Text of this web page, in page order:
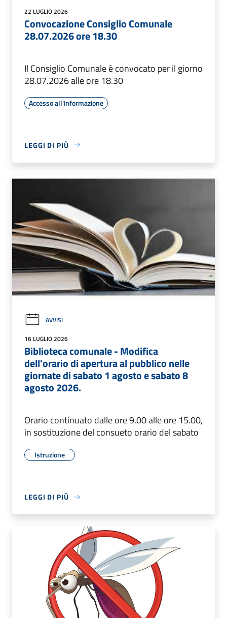
22 LUGLIO 2026
Convocazione Consiglio Comunale
28.07.2026 ore 18.30
Il Consiglio Comunale è convocato per il giorno
28.07.2026 alle ore 18.30
Accesso all'informazione
LEGGI DI PIÙ
AVVISI
16 LUGLIO 2026
Biblioteca comunale - Modifica
dell'orario di apertura al pubblico nelle
giornate di sabato 1 agosto e sabato 8
agosto 2026.
Orario continuato dalle ore 9.00 alle ore 15.00,
in sostituzione del consueto orario del sabato
Istruzione
LEGGI DI PIÙ